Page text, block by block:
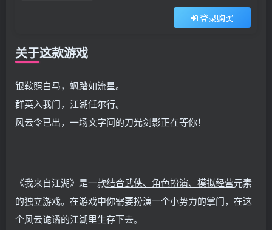
登录购买
关于这款游戏
银鞍照白马，飒踏如流星。
群英入我门，江湖任尔行。
风云令已出，一场文字间的刀光剑影正在等你！
《我来自江湖》是一款结合武侠、角色扮演、模拟经营元素
的独立游戏。在游戏中你需要扮演一个小势力的掌门，在这
个风云诡谲的江湖里生存下去。